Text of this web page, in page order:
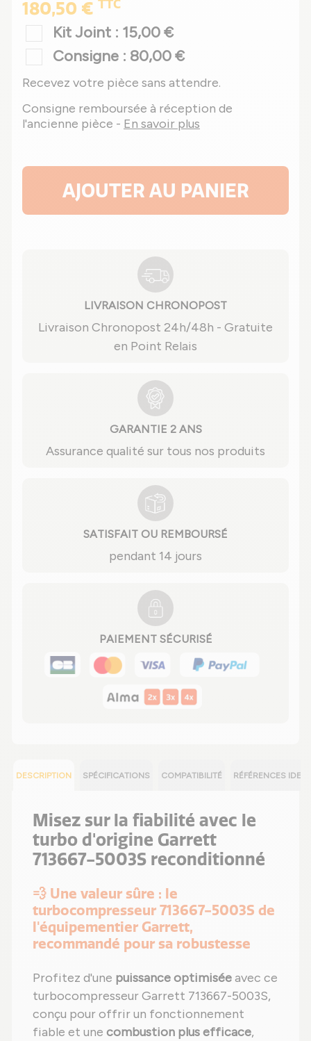
180,50 € TTC
Kit Joint : 15,00 €
Consigne : 80,00 €
Recevez votre pièce sans attendre.
Consigne remboursée à réception de
l'ancienne pièce - En savoir plus
AJOUTER AU PANIER
LIVRAISON CHRONOPOST
Livraison Chronopost 24h/48h - Gratuite
en Point Relais
GARANTIE 2 ANS
Assurance qualité sur tous nos produits
SATISFAIT OU REMBOURSÉ
pendant 14 jours
PAIEMENT SÉCURISÉ
DESCRIPTION SPÉCIFICATIONS COMPATIBILITÉ RÉFÉRENCES
Misez sur la fiabilité avec le
turbo d'origine Garrett
713667-5003S reconditionné
💨 Une valeur sûre : le
turbocompresseur 713667-5003S de
l'équipementier Garrett,
recommandé pour sa robustesse
Profitez d'une puissance optimiséeavec ce
turbocompresseur Garrett 713667-5003S,
conçu pour offrir un fonctionnement
fiable et une combustion plus efficace,